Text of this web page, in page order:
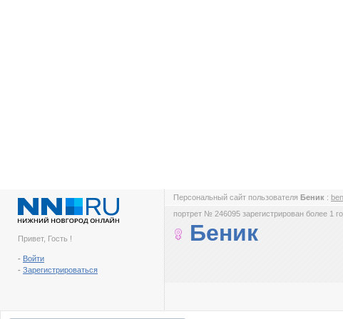
Привет, Гость !
- Войти
- Зарегистрироваться
Персональный сайт пользователя Беник :
портрет № 246095 зарегистрирован более 1
Беник